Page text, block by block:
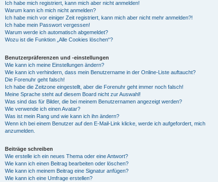
Ich habe mich registriert, kann mich aber nicht anmelden!
Warum kann ich mich nicht anmelden?
Ich habe mich vor einiger Zeit registriert, kann mich aber nicht mehr anmelden?!
Ich habe mein Passwort vergessen!
Warum werde ich automatisch abgemeldet?
Wozu ist die Funktion „Alle Cookies löschen“?
Benutzerpräferenzen und -einstellungen
Wie kann ich meine Einstellungen ändern?
Wie kann ich verhindern, dass mein Benutzername in der Online-Liste auftaucht?
Die Forenuhr geht falsch!
Ich habe die Zeitzone eingestellt, aber die Forenuhr geht immer noch falsch!
Meine Sprache steht auf diesem Board nicht zur Auswahl!
Was sind das für Bilder, die bei meinem Benutzernamen angezeigt werden?
Wie verwende ich einen Avatar?
Was ist mein Rang und wie kann ich ihn ändern?
Wenn ich bei einem Benutzer auf den E-Mail-Link klicke, werde ich aufgefordert, mich
anzumelden.
Beiträge schreiben
Wie erstelle ich ein neues Thema oder eine Antwort?
Wie kann ich einen Beitrag bearbeiten oder löschen?
Wie kann ich meinem Beitrag eine Signatur anfügen?
Wie kann ich eine Umfrage erstellen?